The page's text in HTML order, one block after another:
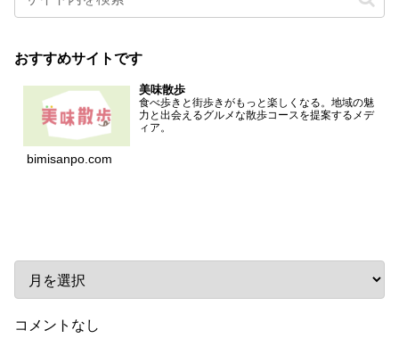
おすすめサイトです
美味散歩
食べ歩きと街歩きがもっと楽しくなる。地域の魅
力と出会えるグルメな散歩コースを提案するメデ
ィア。
bimisanpo.com
コメントなし